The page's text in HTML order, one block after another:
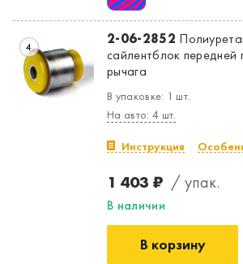
4 2-06-2852
сайлентблок передней
рычага
В упаковке: 1 шт.
На авто: 4 шт.
Инструкция
1 403 ₽ / упак.
В наличии
В корзину